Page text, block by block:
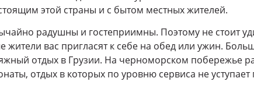
этой страны и с бытом местных жителей.
радушны и гостеприимны. Поэтому не стоит
вас пригласят к себе на обед или ужин.
отдых в Грузии. На черноморском побережье
отдых в которых по уровню сервиса не